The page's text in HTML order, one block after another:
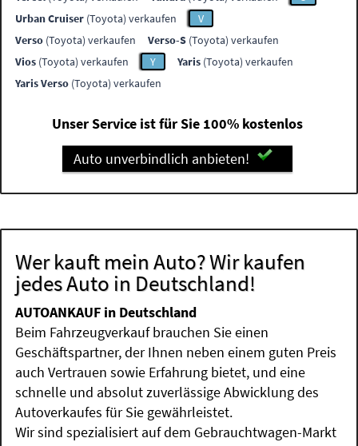
Urban Cruiser (Toyota) verkaufen
V
Verso (Toyota) verkaufen Verso-S (Toyota) verkaufen
Vios (Toyota) verkaufen Y Yaris (Toyota) verkaufen
Yaris Verso (Toyota) verkaufen
Unser Service ist für Sie 100% kostenlos
Auto unverbindlich anbieten!
Wer kauft mein Auto? Wir kaufen
jedes Auto in Deutschland!
AUTOANKAUF in Deutschland
Beim Fahrzeugverkauf brauchen Sie einen
Geschäftspartner, der Ihnen neben einem guten Preis
auch Vertrauen sowie Erfahrung bietet, und eine
schnelle und absolut zuverlässige Abwicklung des
Autoverkaufes für Sie gewährleistet.
Wir sind spezialisiert auf dem Gebrauchtwagen-Markt